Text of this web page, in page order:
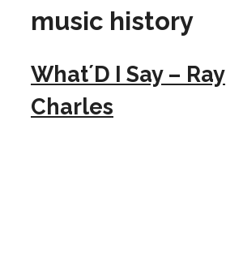
music history
What´D I Say – Ray
Charles